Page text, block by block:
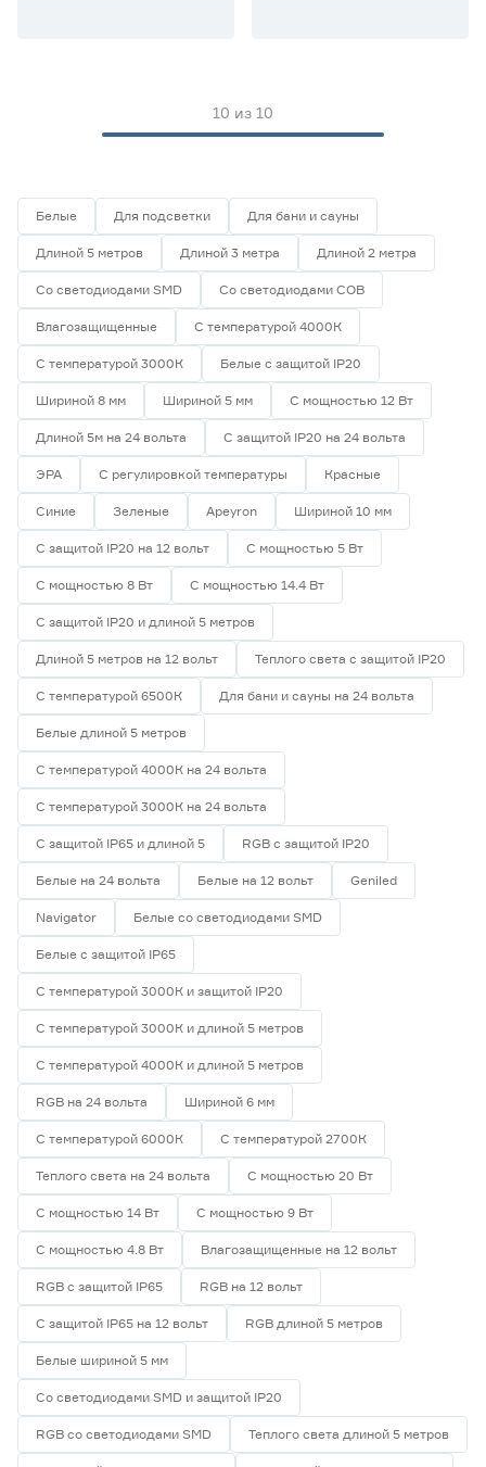
Ещё 1
12
230
Мощность (Вт/м)
8 12 14,4
5 7 9
Ещё 11
Индекс цветопередачи (Ra)
70 80
82 90
Тип светодиода
SMD2835
SMD3535 СОВ
SMD5050
Марка
Apeyron
Geniled
IEK
Navigator
Smartbuy
Ещё 2
Страна производства
2 года
3 года
10 из 10
Белые Для подсветки Для бани и сауны
Длиной 5 метров Длиной 3 метра Длиной 2 метра
Со светодиодами SMD Со светодиодами СОВ
Влагозащищенные С температурой 4000К
С температурой 3000К Белые с защитой IP20
Шириной 8 мм Шириной 5 мм С мощностью 12 Вт
Длиной 5м на 24 вольта С защитой IP20 на 24 вольта
ЭРА С регулировкой температуры Красные
Синие Зеленые Apeyron Шириной 10 мм
С защитой IP20 на 12 вольт С мощностью 5 Вт
С мощностью 8 Вт С мощностью 14.4 Вт
С защитой IP20 и длиной 5 метров
Длиной 5 метров на 12 вольт Теплого света с защитой IP20
С температурой 6500К Для бани и сауны на 24 вольта
Белые длиной 5 метров
С температурой 4000К на 24 вольта
С температурой 3000К на 24 вольта
С защитой IP65 и длиной 5 RGB с защитой IP20
Белые на 24 вольта Белые на 12 вольт Geniled
Navigator Белые со светодиодами SMD
Белые с защитой IP65
С температурой 3000К и защитой IP20
С температурой 3000К и длиной 5 метров
С температурой 4000К и длиной 5 метров
RGB на 24 вольта Шириной 6 мм
С температурой 6000К С температурой 2700К
Теплого света на 24 вольта С мощностью 20 Вт
С мощностью 14 Вт С мощностью 9 Вт
С мощностью 4.8 Вт Влагозащищенные на 12 вольт
RGB с защитой IP65 RGB на 12 вольт
С защитой IP65 на 12 вольт RGB длиной 5 метров
Белые шириной 5 мм
Со светодиодами SMD и защитой IP20
RGB со светодиодами SMD Теплого света длиной 5 метров